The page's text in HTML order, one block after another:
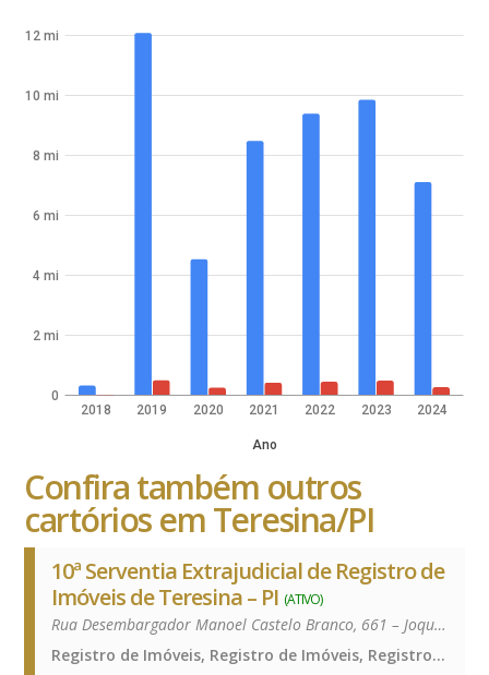
2018 2019 2020 2021 2022 2023 2024
Ano
0
2 mi
4 mi
6 mi
8 mi
10 mi
12 mi
Confira também outros
cartórios em Teresina/PI
10ª Serventia Extrajudicial de Registro de
Imóveis de Teresina – PI (ATIVO)
Rua Desembargador Manoel Castelo Branco, 661 – Joquei – 64049-270
Registro de Imóveis, Registro de Imóveis, Registro de Imóveis